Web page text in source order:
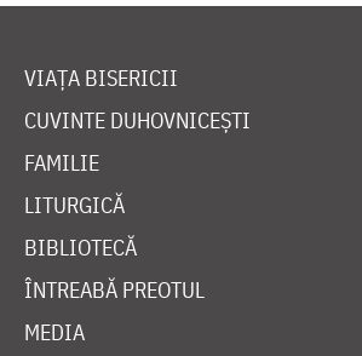
VIAȚA BISERICII
CUVINTE DUHOVNICEȘTI
FAMILIE
LITURGICĂ
BIBLIOTECĂ
ÎNTREABĂ PREOTUL
MEDIA